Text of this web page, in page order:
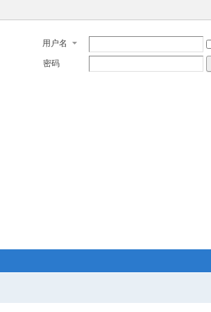
用户名
密码